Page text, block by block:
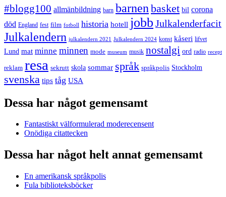
#blogg100 allmänbildning barn barnen basket bil corona
död England fest film fotboll historia hotell jobb Julkalenderfacit
Julkalendern julkalendern 2021 Julkalendern 2024 konst kåseri lifvet
Lund mat minne minnen mode museum musik nostalgi ord radio recept
reklam resa sekrutt skola sommar språk språkpolis Stockholm
svenska tips tåg USA
Dessa har något gemensamt
Fantastiskt välformulerad moderecensent
Onödiga citattecken
Dessa har något helt annat gemensamt
En amerikansk språkpolis
Fula biblioteksböcker